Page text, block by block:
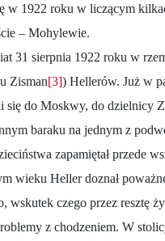
w 1922 roku w liczącym
– Mohylewie.
31 sierpnia 1922 roku w
Zisman[3]) Hellerów. Już w
do Moskwy, do dzielnicy
baraku na jednym z
zapamiętał przede
wieku Heller doznał
wskutek czego przez resztę
z chodzeniem. W